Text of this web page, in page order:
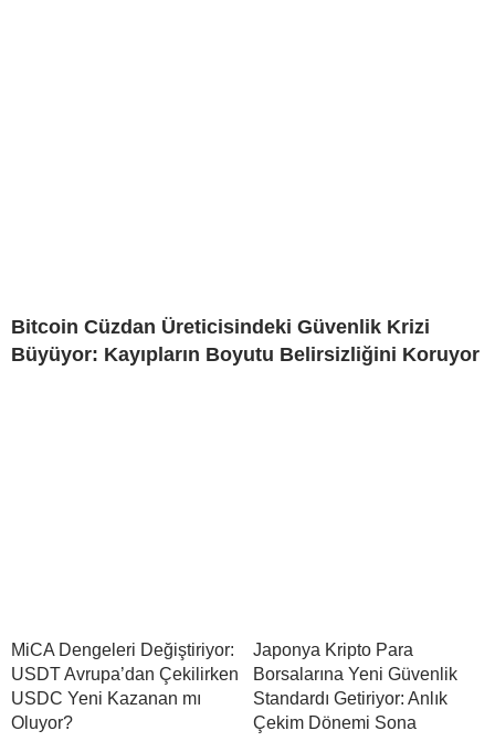
Bitcoin Cüzdan Üreticisindeki Güvenlik Krizi
Büyüyor: Kayıpların Boyutu Belirsizliğini Koruyor
MiCA Dengeleri Değiştiriyor:
USDT Avrupa’dan Çekilirken
USDC Yeni Kazanan mı
Oluyor?
Japonya Kripto Para
Borsalarına Yeni Güvenlik
Standardı Getiriyor: Anlık
Çekim Dönemi Sona